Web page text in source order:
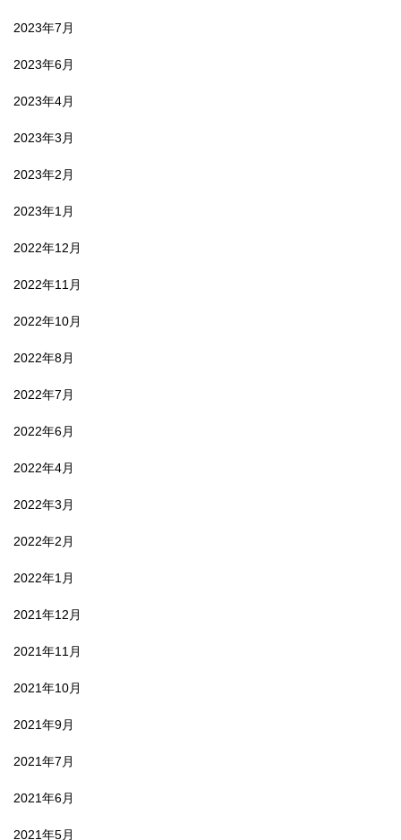
2023年7月
2023年6月
2023年4月
2023年3月
2023年2月
2023年1月
2022年12月
2022年11月
2022年10月
2022年8月
2022年7月
2022年6月
2022年4月
2022年3月
2022年2月
2022年1月
2021年12月
2021年11月
2021年10月
2021年9月
2021年7月
2021年6月
2021年5月